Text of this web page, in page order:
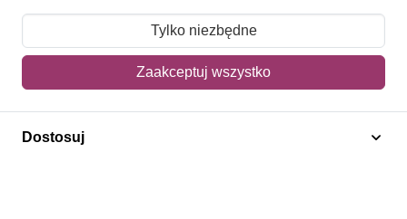
Regulamin
Polityka prywatności
Tylko niezbędne
Zaakceptuj wszystko
Dostosuj